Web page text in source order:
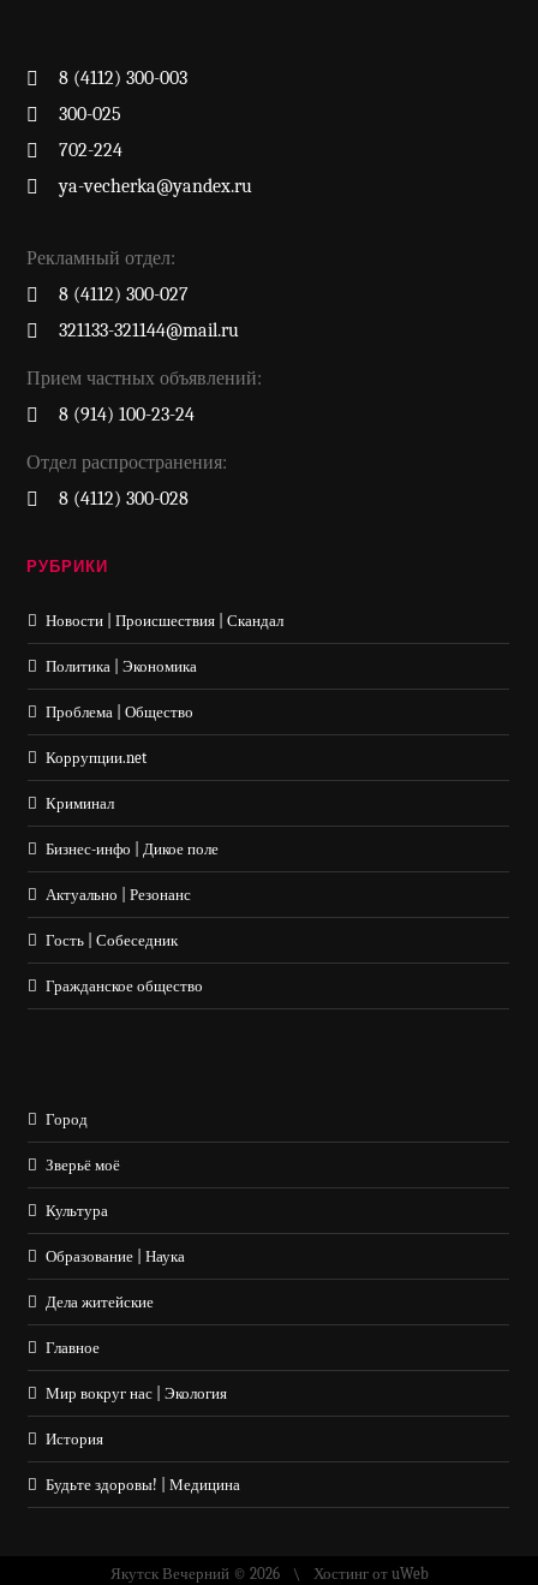
8 (4112) 300-003
300-025
702-224
ya-vecherka@yandex.ru
Рекламный отдел:
8 (4112) 300-027
321133-321144@mail.ru
Прием частных объявлений:
8 (914) 100-23-24
Отдел распространения:
8 (4112) 300-028
РУБРИКИ
Новости | Происшествия | Скандал
Политика | Экономика
Проблема | Общество
Коррупции.net
Криминал
Бизнес-инфо | Дикое поле
Актуально | Резонанс
Гость | Собеседник
Гражданское общество
Город
Зверьё моё
Культура
Образование | Наука
Дела житейские
Главное
Мир вокруг нас | Экология
История
Будьте здоровы! | Медицина
Якутск Вечерний © 2026 Хостинг от uWeb